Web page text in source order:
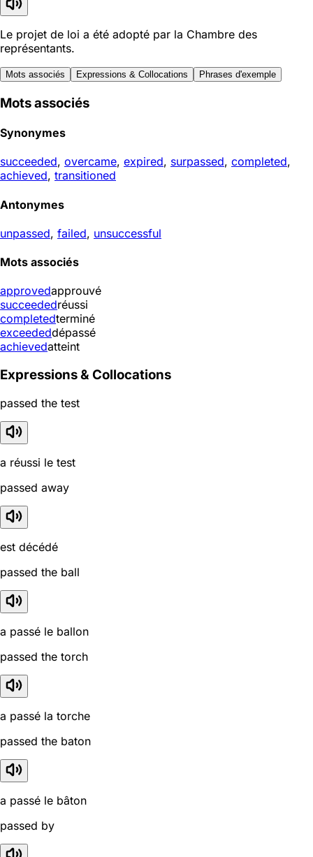
Le projet de loi a été adopté par la Chambre des
représentants.
Mots associés Expressions & Collocations Phrases d'exemple
Mots associés
Synonymes
succeeded, overcame, expired, surpassed, completed,
achieved, transitioned
Antonymes
unpassed, failed, unsuccessful
Mots associés
approvedapprouvé
succeededréussi
completedterminé
exceededdépassé
achievedatteint
Expressions & Collocations
passed the test
a réussi le test
passed away
est décédé
passed the ball
a passé le ballon
passed the torch
a passé la torche
passed the baton
a passé le bâton
passed by